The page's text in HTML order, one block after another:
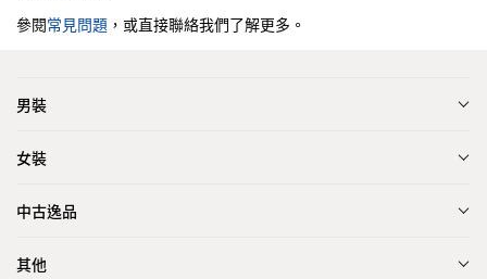
參閱常見問題 ，或直接聯絡我們了解更多。
男裝
女裝
中古逸品
其他